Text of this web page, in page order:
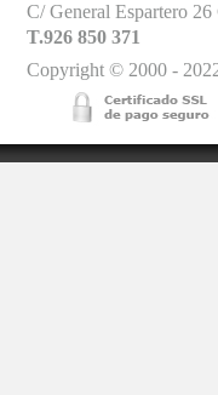
C/ General Espartero
T.926 850 371
Copyright © 2000 -